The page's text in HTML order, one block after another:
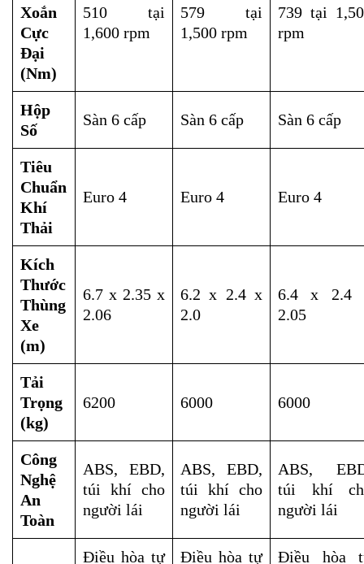
Xoắn
Cực
Đại
(Nm)
510 tại
1,600 rpm
579 tại
1,500 rpm
739 tại
rpm
Hộp
Số
Sàn 6 cấp Sàn 6 cấp Sàn 6 cấp
Tiêu
Chuẩn
Khí
Thải
Euro 4 Euro 4 Euro 4
Kích
Thước
Thùng
Xe
(m)
6.7 x 2.35 x
2.06
6.2 x 2.4 x
2.0
6.4 x 2.4
2.05
Tải
Trọng
(kg)
6200 6000 6000
Công
Nghệ
An
Toàn
ABS, EBD,
túi khí cho
người lái
ABS, EBD,
túi khí cho
người lái
ABS,
túi khí
người lái
Điều hòa tự
Điều hòa tự
Điều hòa